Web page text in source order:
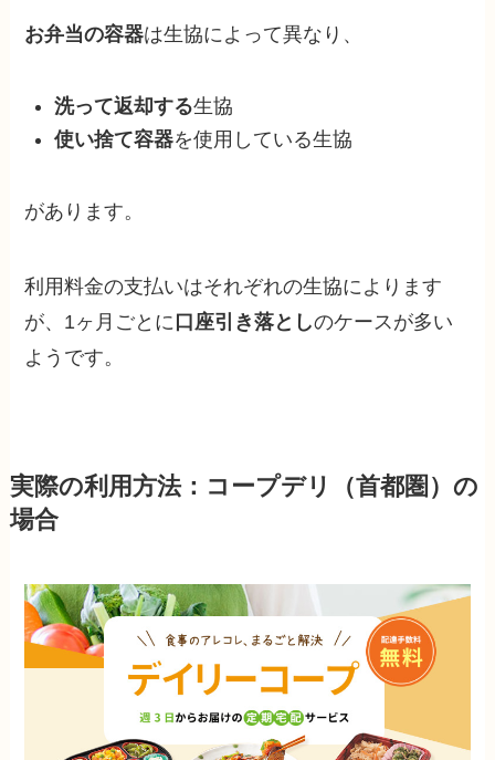
お弁当の容器は生協によって異なり、
洗って返却する生協
使い捨て容器を使用している生協
があります。
利用料金の支払いはそれぞれの生協によります
が、1ヶ月ごとに 口座引き落としのケースが多い
ようです。
実際の利用方法：コープデリ（首都圏）の
場合